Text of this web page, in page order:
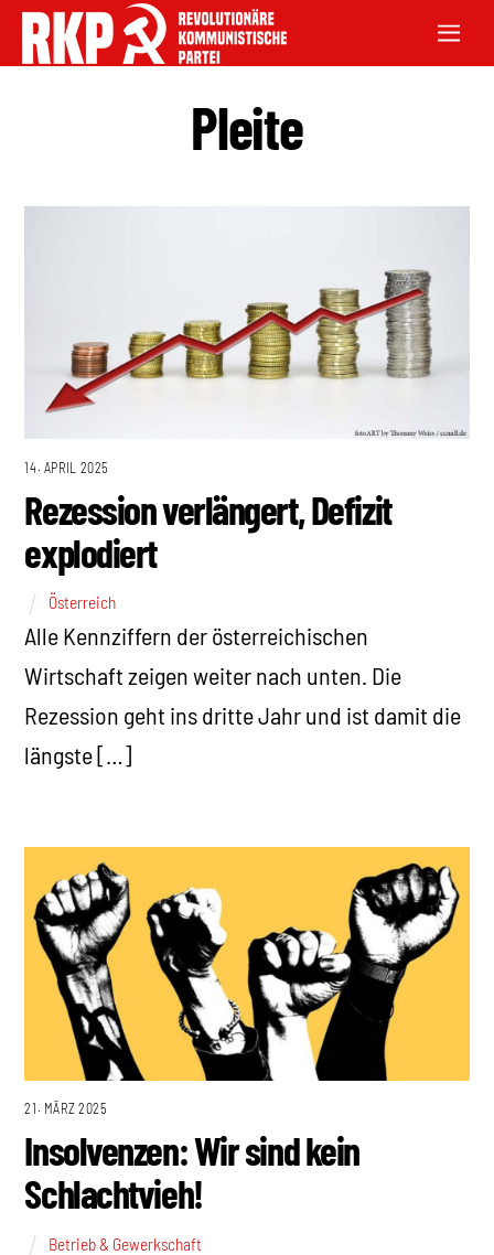
Pleite
14. APRIL 2025
Rezession verlängert, Defizit
explodiert
Österreich
Alle Kennziffern der österreichischen
Wirtschaft zeigen weiter nach unten. Die
Rezession geht ins dritte Jahr und ist damit die
längste […]
21. MÄRZ 2025
Insolvenzen: Wir sind kein
Schlachtvieh!
Betrieb & Gewerkschaft